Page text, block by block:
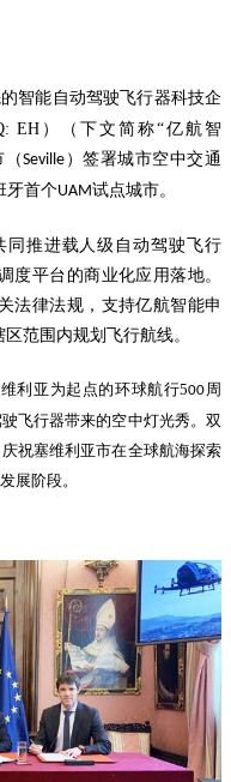
智能自动驾驶飞行器科技企
EH）（下文简称“亿航智
（Seville ）签署城市空中交通
牙首个UAM试点城市。
推进载人级自动驾驶飞行
度平台的商业化应用落地。
法律法规，支持亿航智能申
范围内规划飞行航线。
利亚为起点的环球航行500周
飞行器带来的空中灯光秀。双
祝塞维利亚市在全球航海探索
展阶段。